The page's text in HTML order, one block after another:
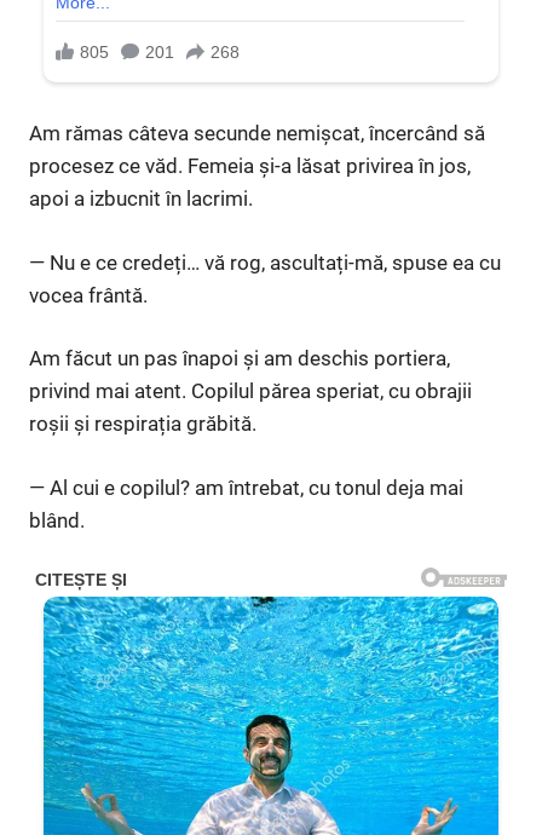
Am rămas câteva secunde nemișcat, încercând să
procesez ce văd. Femeia și-a lăsat privirea în jos,
apoi a izbucnit în lacrimi.
— Nu e ce credeți… vă rog, ascultați-mă, spuse ea cu
vocea frântă.
Am făcut un pas înapoi și am deschis portiera,
privind mai atent. Copilul părea speriat, cu obrajii
roșii și respirația grăbită.
— Al cui e copilul? am întrebat, cu tonul deja mai
blând.